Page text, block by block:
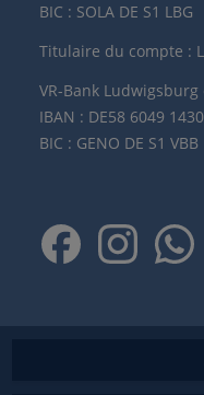
BIC : SOLA DE S1 LBG
Titulaire du compte :
VR-Bank Ludwigsburg
IBAN : DE58 6049
BIC : GENO DE S1 VBB